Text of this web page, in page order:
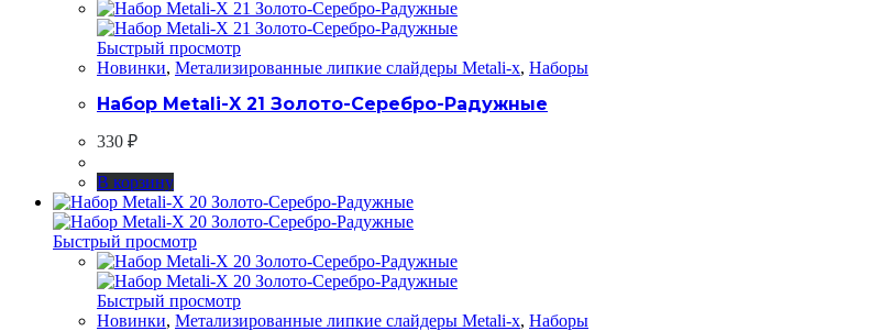
Быстрый просмотр
Новинки, Метализированные липкие слайдеры Metali-x, Наборы
Набор Metali-X 21 Золото-Серебро-Радужные
330 ₽
В корзину
Быстрый просмотр
Быстрый просмотр
Новинки, Метализированные липкие слайдеры Metali-x, Наборы